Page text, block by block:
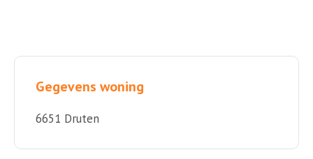
Gegevens woning
6651 Druten